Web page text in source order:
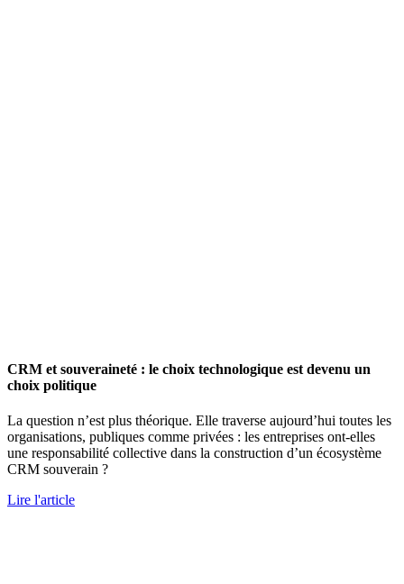
CRM et souveraineté : le choix technologique est devenu un
choix politique
La question n’est plus théorique. Elle traverse aujourd’hui toutes les
organisations, publiques comme privées : les entreprises ont-elles
une responsabilité collective dans la construction d’un écosystème
CRM souverain ?
Lire l'article